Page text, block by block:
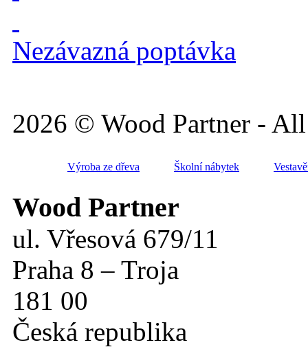
Nezávazná poptávka
2026 © Wood Partner -
Výroba ze dřeva Školní nábytek
Wood Partner
ul. Vřesová 679/11
Praha 8 – Troja
181 00
Česká republika